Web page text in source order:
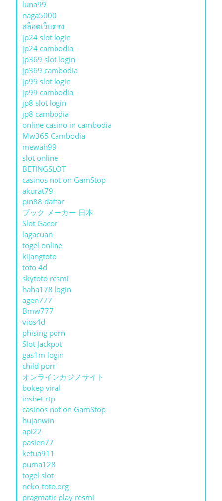
luna99
naga5000
สล็อตเว็บตรง
jp24 slot login
jp24 cambodia
jp369 slot login
jp369 cambodia
jp99 slot login
jp99 cambodia
jp8 slot login
jp8 cambodia
online casino in cambodia
Mw365 Cambodia
mewah99
slot online
BETINGSLOT
casinos not on GamStop
akurat79
pin88 daftar
ブック メーカー 日本
Slot Gacor
lagacuan
togel online
kijangtoto
toto 4d
skytoto resmi
haha178 login
agen777
Bmw777
vios4d
phising porn
Slot Jackpot
gas1m login
child porn
オンラインカジノサイト
bokep viral
iosbet rtp
casinos not on GamStop
hujanwin
api22
pasien77
ketua911
puma128
togel slot
neko-toto.org
pragmatic play resmi